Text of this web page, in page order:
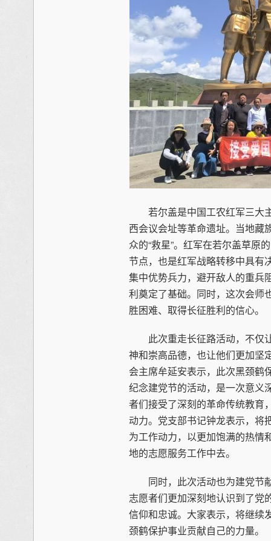
若尔盖是中国工农红军三大
西会议会址等革命遗址。当地藏
众的“救星”。红军在若尔盖草原
节点，也是红军战略转移中具有
集中优势兵力，避开敌人的重兵
利奠定了基础。同时，这次会师
胜困难、取得长征胜利的信心。
此次重走长征路活动，不仅
神和崇高品德，也让他们更加坚
会主席牟延安表示，此次黑颈鹤
纪念建党节的活动，是一次意义
者们接受了深刻的革命传统教育
动力。党支部书记钟龙表示，将
为工作动力，以更加饱满的热情
地的志愿服务工作中去。
同时，此次活动也为建党节
志愿者们更加深刻地认识到了党
信仰和忠诚。大家表示，将继续
颈鹤保护事业贡献自己的力量。